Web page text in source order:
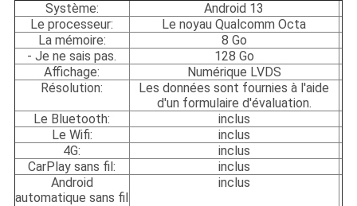
Système:
Android 13
Le processeur:
Le noyau Qualcomm Octa
La mémoire:
8 Go
- Je ne sais pas.
128 Go
Affichage:
Numérique LVDS
Résolution:
Les données sont fournies à l'aide
d'un formulaire d'évaluation.
Le Bluetooth:
inclus
Le Wifi:
inclus
4G:
inclus
CarPlay sans fil:
inclus
Android
automatique sans fil
inclus